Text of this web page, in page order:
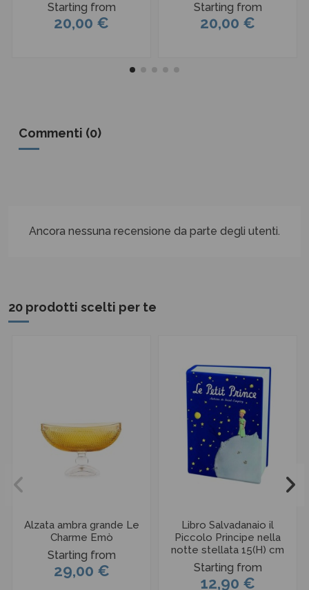
Starting from
20,00 €
Starting from
20,00 €
Commenti (0)
Ancora nessuna recensione da parte degli utenti.
20 prodotti scelti per te
Alzata ambra grande Le
Charme Emò
Starting from
29,00 €
Libro Salvadanaio il
Piccolo Principe nella
notte stellata 15(H) cm
Starting from
12,90 €